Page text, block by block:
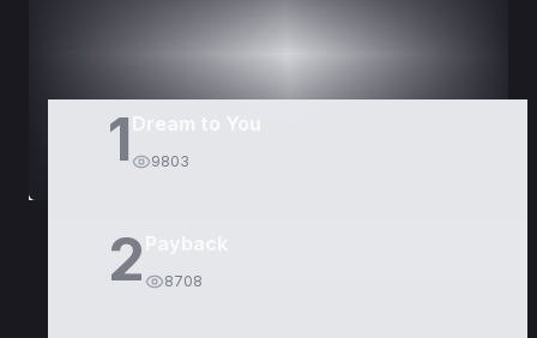
1 9803
2 8708